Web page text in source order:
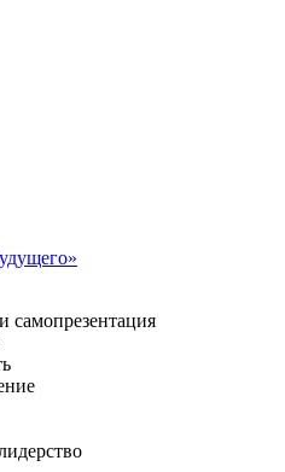
самопрезентация